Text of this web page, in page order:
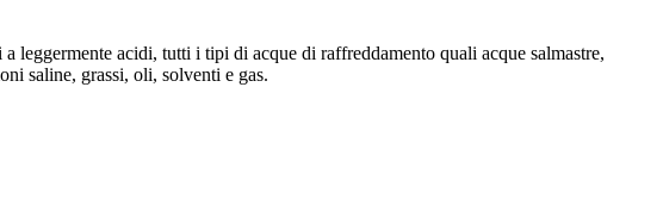
leggermente acidi, tutti i tipi di acque di raffreddamento quali acque salmastre,
saline, grassi, oli, solventi e gas.